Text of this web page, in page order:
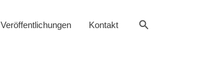
Veröffentlichungen Kontakt Suchen